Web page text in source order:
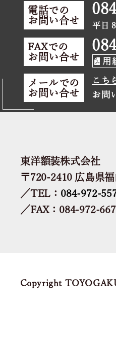
電話での
お問い合せ
平日
FAXでの
お問い合せ
用
メールでの
お問い合せ
こち
お問
東洋額装株式会社
〒720-2410 広島県
／TEL： 084-972-
／FAX：084-972-
Copyright